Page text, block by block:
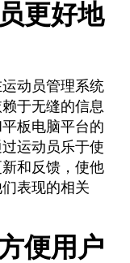
更好地
动员管理系统
于无缝的信息
板电脑平台的
运动员乐于使
和反馈，使他
表现的相关
便用户